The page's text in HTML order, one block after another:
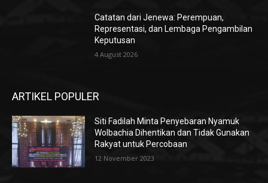
Catatan dari Jenewa: Perempuan,
Representasi, dan Lembaga Pengambilan
Keputusan
4 August 2026
ARTIKEL POPULER
Siti Fadilah Minta Penyebaran Nyamuk
Wolbachia Dihentikan dan Tidak Gunakan
Rakyat untuk Percobaan
12 November 2023